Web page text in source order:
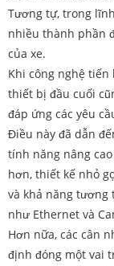
Tương tự, trong
nhiều thành phần
của xe.
Khi công nghệ tiến
thiết bị đầu cuối
đáp ứng các yêu
Điều này đã dẫn
tính năng nâng
hơn, thiết kế nhỏ
và khả năng tương
như Ethernet và
Hơn nữa, các cân
định đóng một vai